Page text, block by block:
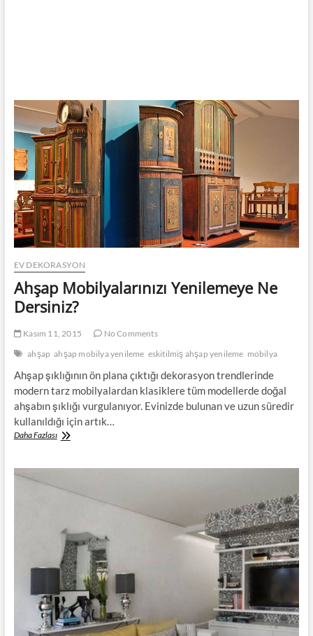
EV DEKORASYON
Ahşap Mobilyalarınızı Yenilemeye Ne
Dersiniz?
Kasım 11, 2015
No Comments
ahşap ahşap mobilya yenileme eskitilmiş ahşap yenileme mobilya
Ahşap şıklığının ön plana çıktığı dekorasyon trendlerinde
modern tarz mobilyalardan klasiklere tüm modellerde doğal
ahşabın şıklığı vurgulanıyor. Evinizde bulunan ve uzun süredir
kullanıldığı için artık…
Daha FazlasıAhşap
Ne